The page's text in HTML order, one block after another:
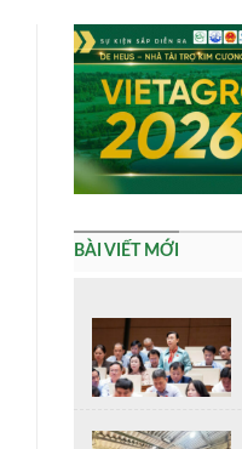
BÀI VIẾT MỚI